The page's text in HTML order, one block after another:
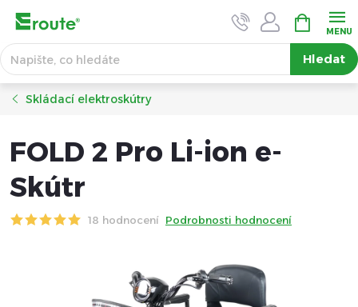
obsah
Hledat
NÁKUPNÍ
KOŠÍK
Skládací elektroskútry
FOLD 2 Pro Li-ion e-
Skútr
18 hodnocení Podrobnosti hodnocení